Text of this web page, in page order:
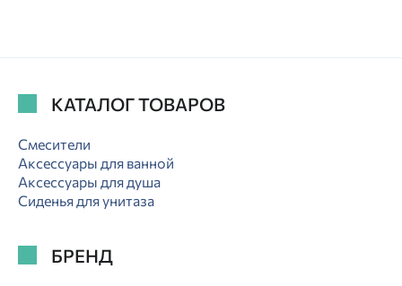
КАТАЛОГ ТОВАРОВ
Смесители
Аксессуары для ванной
Аксессуары для душа
Сиденья для унитаза
БРЕНД